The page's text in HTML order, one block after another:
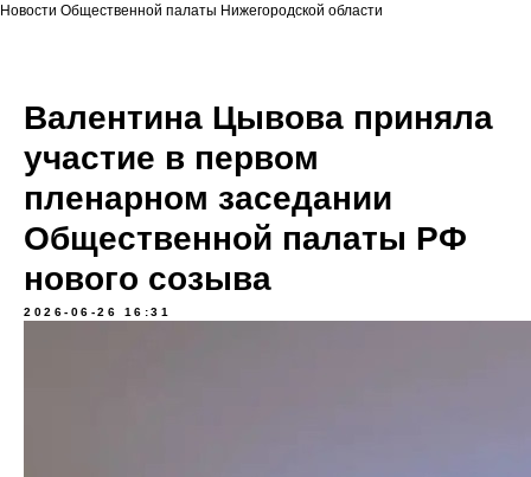
Новости Общественной палаты Нижегородской области
Валентина Цывова приняла
участие в первом
пленарном заседании
Общественной палаты РФ
нового созыва
2026-06-26 16:31